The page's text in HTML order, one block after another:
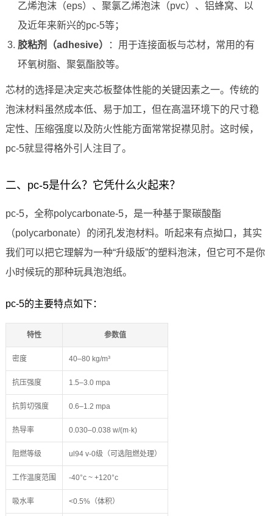
乙烯泡沫（eps）、聚氯乙烯泡沫（pvc）、铝蜂窝、以
及近年来新兴的pc-5等；
胶粘剂（adhesive）
：用于连接面板与芯材，常用的有
环氧树脂、聚氨酯胶等。
芯材的选择是决定夹芯板整体性能的关键因素之一。传统的
泡沫材料虽然成本低、易于加工，但在高温环境下的尺寸稳
定性、压缩强度以及防火性能方面常常捉襟见肘。这时候，
pc-5就显得格外引人注目了。
二、pc-5是什么？它凭什么火起来？
pc-5，全称polycarbonate-5，是一种基于聚碳酸酯
（polycarbonate）的闭孔发泡材料。听起来有点拗口，其实
我们可以把它理解为一种“升级版”的塑料泡沫，但它可不是你
小时候玩的那种玩具泡泡纸。
pc-5的主要特点如下：
特性 参数值
密度 40–80 kg/m³
抗压强度 1.5–3.0 mpa
抗剪切强度 0.6–1.2 mpa
热导率 0.030–0.038 w/(m·k)
阻燃等级 ul94 v-0级（可选阻燃处理）
工作温度范围 -40°c ~ +120°c
吸水率 <0.5%（体积）